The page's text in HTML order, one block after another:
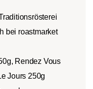
bei roastmarket
Rendez Vous
Jours 250g